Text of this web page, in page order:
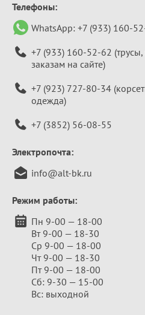
Телефоны:
WhatsApp: +7 (933) 160-
+7 (933) 160-52-62
заказам на сайте)
+7 (923) 727-80-34
одежда)
+7 (3852) 56-08-55
Электропочта:
info@alt-bk.ru
Режим работы:
Пн 9-00 — 18-00
Вт 9-00 — 18-30
Ср 9-00 — 18-00
Чт 9-00 — 18-30
Пт 9-00 — 18-00
Сб: 9-30 — 15-00
Вс: выходной